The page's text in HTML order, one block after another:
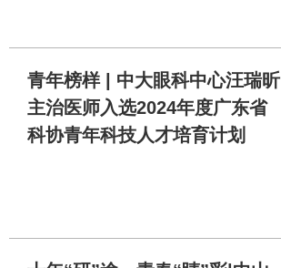
青年榜样 | 中大眼科中心汪瑞昕
主治医师入选2024年度广东省
科协青年科技人才培育计划